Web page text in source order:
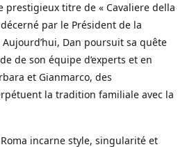
prestigieux titre de « Cavaliere della
par le Président de la
Dan poursuit sa quête
de son équipe d’experts et en
et Gianmarco, des
la tradition familiale avec la
incarne style, singularité et